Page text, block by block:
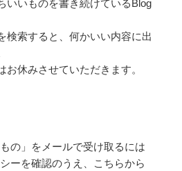
いいものを書き続けているBlog
検索すると、何かいい内容に出
休みさせていただきます。
の」をメールで受け取るには
ーを確認のうえ、こちらから